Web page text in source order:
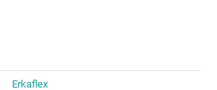
Erkaflex